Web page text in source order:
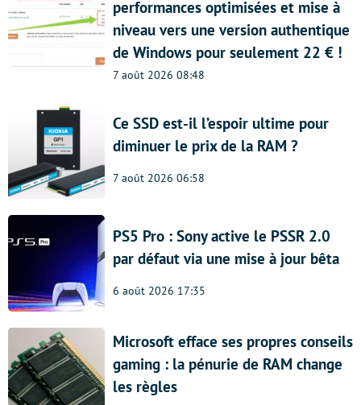
performances optimisées et mise à
niveau vers une version authentique
de Windows pour seulement 22 € !
7 août 2026 08:48
Ce SSD est-il l’espoir ultime pour
diminuer le prix de la RAM ?
7 août 2026 06:58
PS5 Pro : Sony active le PSSR 2.0
par défaut via une mise à jour bêta
6 août 2026 17:35
Microsoft efface ses propres conseils
gaming : la pénurie de RAM change
les règles